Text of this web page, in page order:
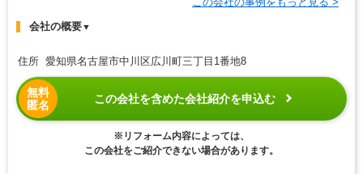
会社の概要▼
住所 愛知県名古屋市中川区広川町三丁目1番地8
無料
匿名
この会社を含めた会社紹介を申込む
※リフォーム内容によっては、
この会社をご紹介できない場合があります。